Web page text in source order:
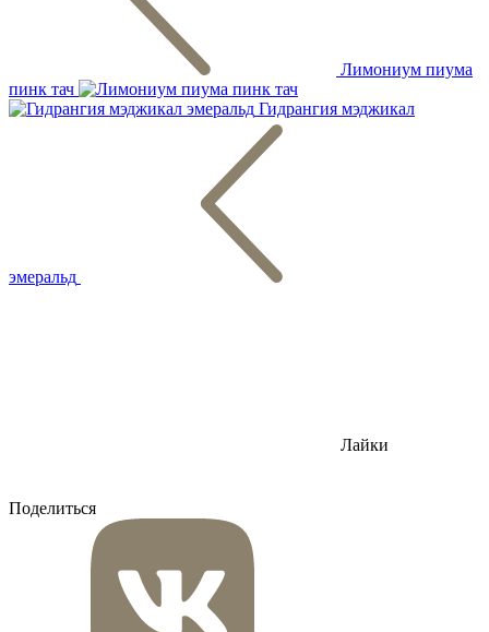
Лимониум пиума
пинк тач
Гидрангия мэджикал
эмеральд
Лайки
Поделиться